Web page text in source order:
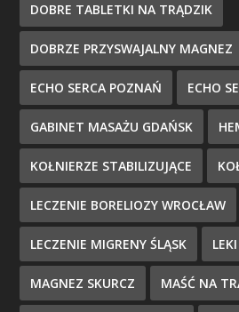
DOBRE TABLETKI NA TRĄDZIK
DOBRZE PRZYSWAJALNY MAGNEZ
ECHO SERCA POZNAŃ ECHO
GABINET MASAŻU GDAŃSK
KOŁNIERZE STABILIZUJĄCE
LECZENIE BORELIOZY WROCŁAW
LECZENIE MIGRENY ŚLĄSK
MAGNEZ SKURCZ MAŚĆ NA